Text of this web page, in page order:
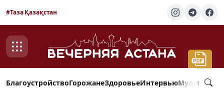
#Таза Қазақстан
БлагоустройствоГорожанеЗдоровьеИнтервью